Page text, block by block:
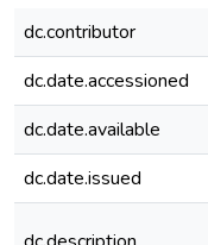
dc.contributor
dc.date.accessioned
dc.date.available
dc.date.issued